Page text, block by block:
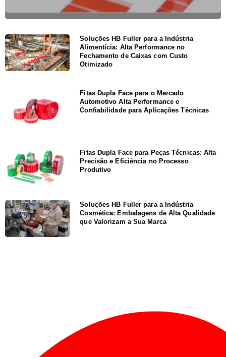
Soluções HB Fuller para a Indústria
Alimentícia: Alta Performance no
Fechamento de Caixas com Custo
Otimizado
Fitas Dupla Face para o Mercado
Automotivo Alta Performance e
Confiabilidade para Aplicações Técnicas
Fitas Dupla Face para Peças Técnicas: Alta
Precisão e Eficiência no Processo
Produtivo
Soluções HB Fuller para a Indústria
Cosmética: Embalagens de Alta Qualidade
que Valorizam a Sua Marca